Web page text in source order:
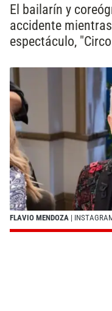
El bailarín y
accidente
espectáculo,
FLAVIO MENDOZA |